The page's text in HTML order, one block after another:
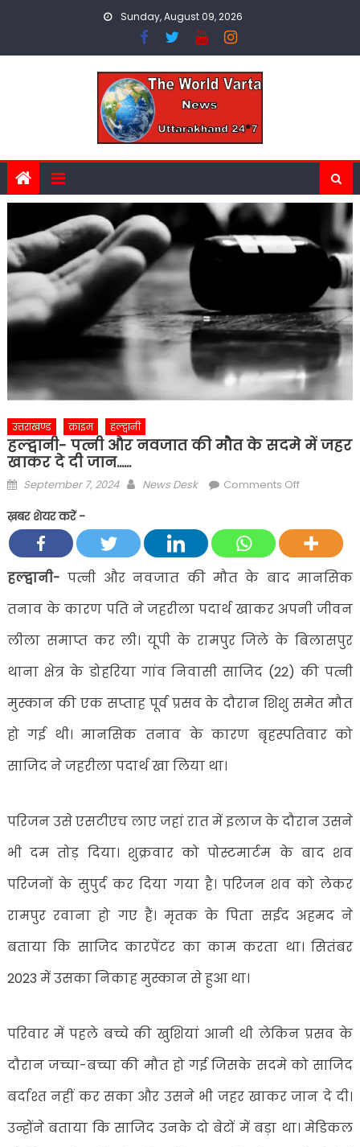
Sunday, August 09, 2026
उत्तराखण्ड क्राइम हल्द्वानी
हल्द्वानी- पत्नी और नवजात की मौत के सदमे में जहर
खाकर दे दी जान……
Posted
September 7, 2024 Author
News Desk Comments Offon
और
नवजात
की
के
सदमे
में
जहर
दे
दी
जान……
ख़बर शेयर करें -
हल्द्वानी- पत्नी और नवजात की मौत के बाद मानसिक
तनाव के कारण पति ने जहरीला पदार्थ खाकर अपनी जीवन
लीला समाप्त कर ली। यूपी के रामपुर जिले के बिलासपुर
थाना क्षेत्र के डोहरिया गांव निवासी साजिद (22) की पत्नी
मुस्कान की एक सप्ताह पूर्व प्रसव के दौरान शिशु समेत मौत
हो गई थी। मानसिक तनाव के कारण बृहस्पतिवार को
साजिद ने जहरीला पदार्थ खा लिया था।
परिजन उसे एसटीएच लाए जहां रात में इलाज के दौरान उसने
भी दम तोड़ दिया। शुक्रवार को पोस्टमार्टम के बाद शव
परिजनों के सुपुर्द कर दिया गया है। परिजन शव को लेकर
रामपुर रवाना हो गए हैं। मृतक के पिता सईद अहमद ने
बताया कि साजिद कारपेंटर का काम करता था। सितंबर
2023 में उसका निकाह मुस्कान से हुआ था।
परिवार में पहले बच्चे की खुशियां आनी थी लेकिन प्रसव के
दौरान जच्चा-बच्चा की मौत हो गई जिसके सदमे को साजिद
बर्दाश्त नहीं कर सका और उसने भी जहर खाकर जान दे दी।
उन्होंने बताया कि साजिद उनके दो बेटों में बड़ा था। मेडिकल